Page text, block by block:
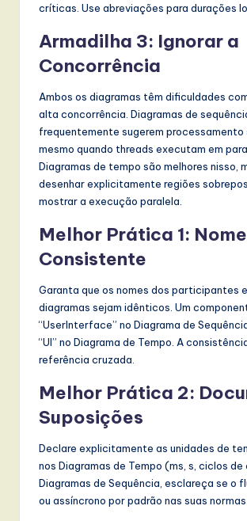
críticas. Use abreviações para durações
Armadilha 3: Ignorar a
Concorrência
Ambos os diagramas têm dificuldades
alta concorrência. Diagramas de
frequentemente sugerem processamento
mesmo quando threads executam em
Diagramas de tempo são melhores nisso,
desenhar explicitamente regiões
mostrar a execução paralela.
Melhor Prática 1:
Consistente
Garanta que os nomes dos participantes
diagramas sejam idênticos. Um
“UserInterface” no Diagrama de
“UI” no Diagrama de Tempo. A
referência cruzada.
Melhor Prática 2:
Suposições
Declare explicitamente as unidades de
nos Diagramas de Tempo (ms, s, ciclos de
Diagramas de Sequência, esclareça se o
ou assíncrono por padrão nas suas